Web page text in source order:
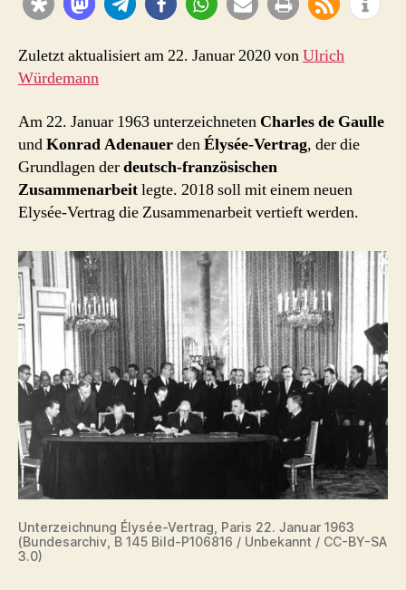
–
und
Zuletzt aktualisiert am 22. Januar 2020 vonUlrich
Würdemann
Am 22. Januar 1963 unterzeichneten Charles de Gaulle
undKonrad AdenauerdenÉlysée-Vertrag, der die
Grundlagen derdeutsch-französischen
Zusammenarbeitlegte. 2018 soll mit einem neuen
Elysée-Vertrag die Zusammenarbeit vertieft werden.
Unterzeichnung Élysée-Vertrag, Paris 22. Januar 1963
(Bundesarchiv, B 145 Bild-P106816 / Unbekannt / CC-BY-SA
3.0)